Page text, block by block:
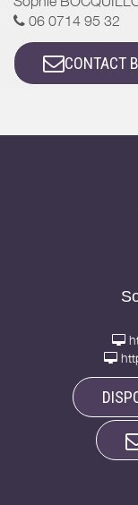
06 0714 95 32
CONTACT